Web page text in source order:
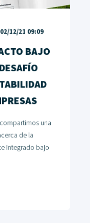
02/12/21 09:09
BAJO
una
de la
Integrado bajo